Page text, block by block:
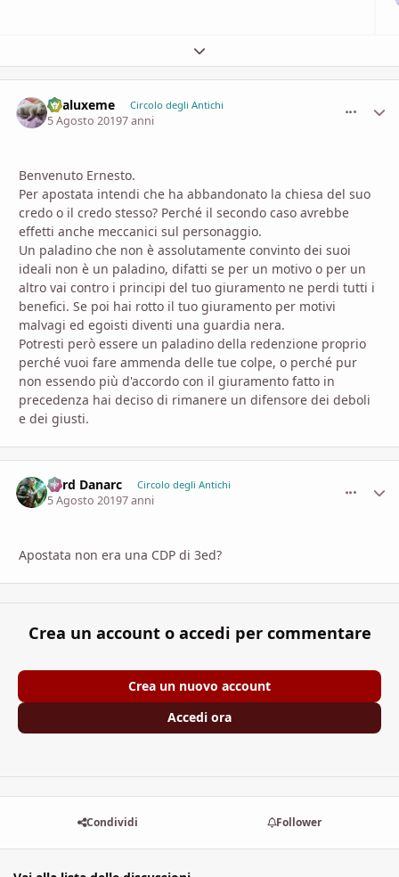
Espandi panoramica del topic
Enaluxeme Circolo degli Antichi
5 Agosto 20197 anni
Benvenuto Ernesto.
Per apostata intendi che ha abbandonato la chiesa del suo
credo o il credo stesso? Perché il secondo caso avrebbe
effetti anche meccanici sul personaggio.
Un paladino che non è assolutamente convinto dei suoi
ideali non è un paladino, difatti se per un motivo o per un
altro vai contro i principi del tuo giuramento ne perdi tutti i
benefici. Se poi hai rotto il tuo giuramento per motivi
malvagi ed egoisti diventi una guardia nera.
Potresti però essere un paladino della redenzione proprio
perché vuoi fare ammenda delle tue colpe, o perché pur
non essendo più d'accordo con il giuramento fatto in
precedenza hai deciso di rimanere un difensore dei deboli
e dei giusti.
Lord Danarc Circolo degli Antichi
5 Agosto 20197 anni
Apostata non era una CDP di 3ed?
Crea un account o accedi per commentare
Crea un nuovo account
Accedi ora
Condividi Follower